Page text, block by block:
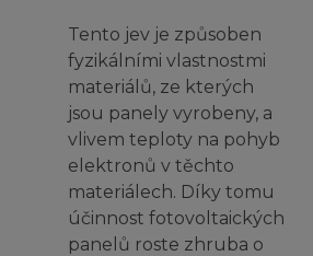
Tento jev je způsoben
fyzikálními vlastnostmi
materiálů, ze kterých
jsou panely vyrobeny, a
vlivem teploty na pohyb
elektronů v těchto
materiálech. Díky tomu
účinnost fotovoltaických
panelů roste zhruba o